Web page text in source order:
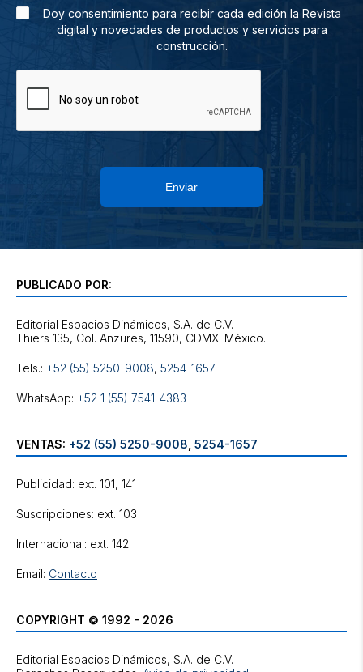
Doy consentimiento para recibir cada edición la Revista
digital y novedades de productos y servicios para
construcción.
Enviar
PUBLICADO POR:
Editorial Espacios Dinámicos, S.A. de C.V.
Tels.: +52 (55) 5250-9008, 5254-1657
WhatsApp: +52 1 (55) 7541-4383
VENTAS: +52 (55) 5250-9008 5254-1657
Publicidad: ext. 101, 141
Suscripciones: ext. 103
Internacional: ext. 142
Email: Contacto
COPYRIGHT © 1992 - 2026
Editorial Espacios Dinámicos, S.A. de C.V.